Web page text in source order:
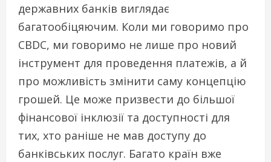
державних банків виглядає
багатообіцяючим. Коли ми говоримо про
CBDC, ми говоримо не лише про новий
інструмент для проведення платежів, а й
про можливість змінити саму концепцію
грошей. Це може призвести до більшої
фінансової інклюзії та доступності для
тих, хто раніше не мав доступу до
банківських послуг. Багато країн вже